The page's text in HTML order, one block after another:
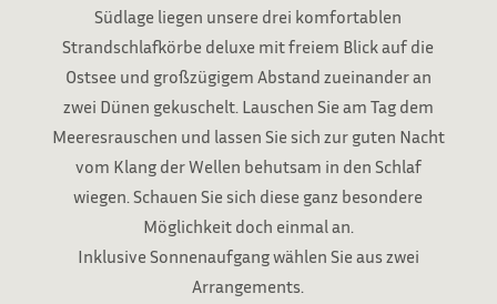
Südlage liegen unsere drei komfortablen
Strandschlafkörbe deluxe mitfreiem Blickauf die
Ostsee und großzügigem Abstand zueinanderan
zwei Dünen gekuschelt. Lauschen Sie am Tag dem
Meeresrauschen und lassen Siesich zur guten Nacht
vom Klang der Wellen behutsam in den Schlaf
wiegen.SchauenSiesich diese ganz besondere
Möglichkeit doch einmalan.
Inklusive Sonnenaufgang wählen Sie aus zwei
Arrangements.